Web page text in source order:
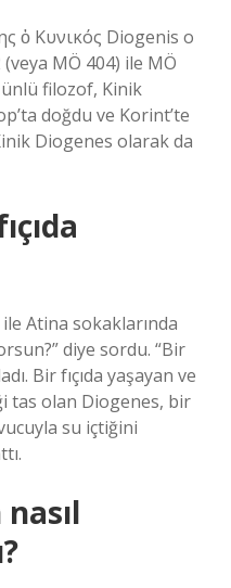
ὁ Κυνικός Diogenis o
MÖ 404) ile MÖ
ünlü filozof, Kinik
doğdu ve Korint’te
Diogenes olarak da
Atina sokaklarında
diye sordu. “Bir
Bir fıçıda yaşayan ve
tas olan Diogenes, bir
su içtiğini